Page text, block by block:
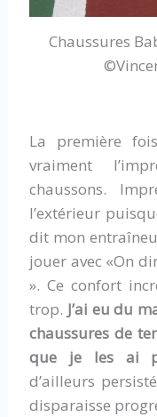
Chaussures
La première
vraiment
chaussons.
l’extérieur
dit mon
jouer avec «On
». Ce confort
trop. J’ai eu du
chaussures de
que je les ai
d’ailleurs
disparaisse